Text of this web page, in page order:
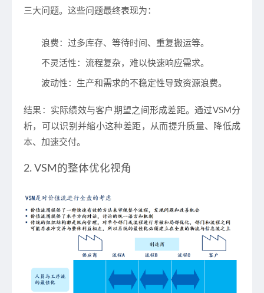
三大问题。这些问题最终表现为：
浪费 ：过多库存、等待时间、重复搬运等。
不灵活性 ：流程复杂，难以快速响应需求。
波动性 ：生产和需求的不稳定性导致资源浪费。
结果 ：实际绩效与客户期望之间形成差距。通过VSM分
析，可以识别并缩小这种差距，从而提升质量、降低成
本、加速交付。
2. VSM的整体优化视角